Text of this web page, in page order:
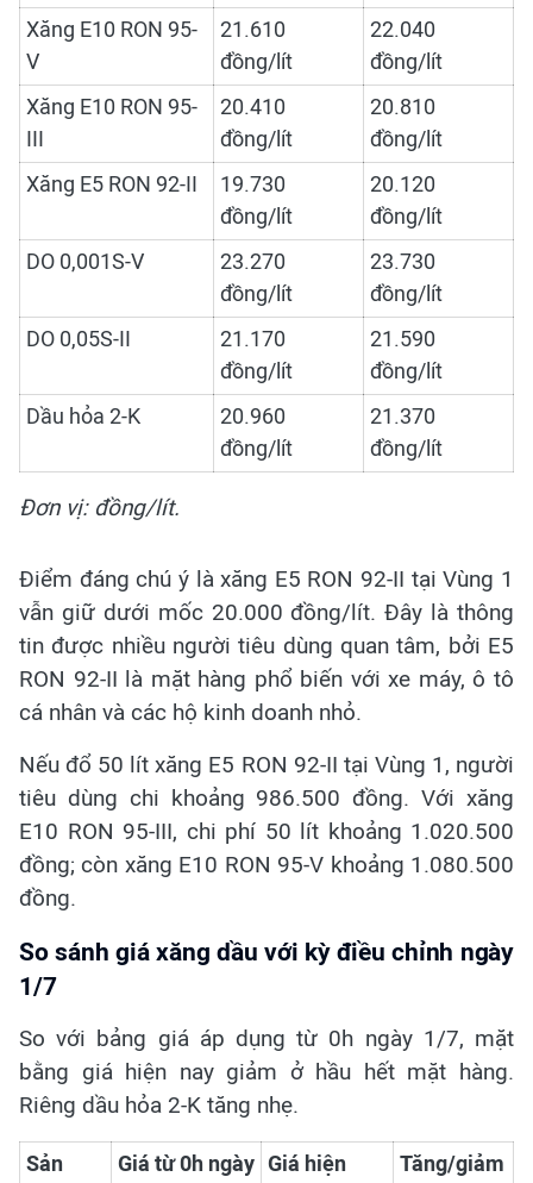
Xăng E10 RON 95-
V
21.610
đồng/lít
22.040
đồng/lít
Xăng E10 RON 95-
III
20.410
đồng/lít
20.810
đồng/lít
Xăng E5 RON 92-II
19.730
đồng/lít
20.120
đồng/lít
DO 0,001S-V
23.270
đồng/lít
23.730
đồng/lít
DO 0,05S-II
21.170
đồng/lít
21.590
đồng/lít
Dầu hỏa 2-K
20.960
đồng/lít
21.370
đồng/lít
Đơn vị: đồng/lít.
Điểm đáng chú ý là xăng E5 RON 92-II tại Vùng 1
vẫn giữ dưới mốc 20.000 đồng/lít. Đây là thông
tin được nhiều người tiêu dùng quan tâm, bởi E5
RON 92-II là mặt hàng phổ biến với xe máy, ô tô
cá nhân và các hộ kinh doanh nhỏ.
Nếu đổ 50 lít xăng E5 RON 92-II tại Vùng 1, người
tiêu dùng chi khoảng 986.500 đồng. Với xăng
E10 RON 95-III, chi phí 50 lít khoảng 1.020.500
đồng; còn xăng E10 RON 95-V khoảng 1.080.500
đồng.
So sánh giá xăng dầu với kỳ điều chỉnh ngày
1/7
So với bảng giá áp dụng từ 0h ngày 1/7, mặt
bằng giá hiện nay giảm ở hầu hết mặt hàng.
Riêng dầu hỏa 2-K tăng nhẹ.
Sản Giá từ 0h ngày Giá hiện Tăng/giảm